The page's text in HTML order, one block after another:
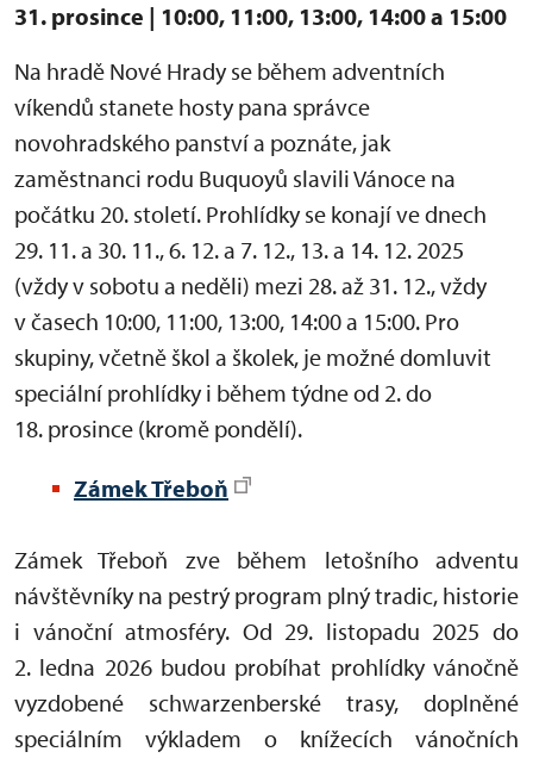
31. prosince | 10:00, 11:00, 13:00, 14:00 a 15:00
Na hradě Nové Hrady se během adventních
víkendů stanete hosty pana správce
novohradského panství a poznáte, jak
zaměstnanci rodu Buquoyů slavili Vánoce na
počátku 20. století. Prohlídky se konají ve dnech
29. 11. a 30. 11., 6. 12. a 7. 12., 13. a 14. 12. 2025
(vždy v sobotu a neděli) mezi 28. až 31. 12., vždy
v časech 10:00, 11:00, 13:00, 14:00 a 15:00. Pro
skupiny, včetně škol a školek, je možné domluvit
speciální prohlídky i během týdne od 2. do
18. prosince (kromě pondělí).
Zámek Třeboň
Zámek Třeboň zve během letošního adventu
návštěvníky na pestrý program plný tradic, historie
i vánoční atmosféry. Od 29. listopadu 2025 do
2. ledna 2026 budou probíhat prohlídky vánočně
vyzdobené schwarzenberské trasy, doplněné
speciálním výkladem o knížecích vánočních